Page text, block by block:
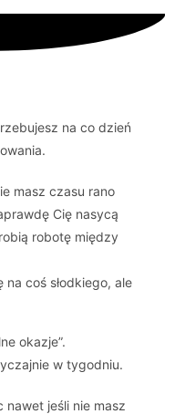
na co dzień
masz czasu rano
Cię nasycą
robotę między
coś słodkiego, ale
okazje”.
w tygodniu.
nawet jeśli nie masz